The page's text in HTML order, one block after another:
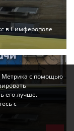
в Симферополе
Метрика с помощью
его лучше.
с